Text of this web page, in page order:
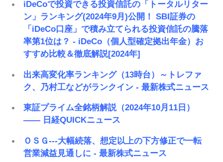
iDeCoで投資できる投資信託の「トータルリター
ン」ランキング(2024年9月)公開！ SBI証券の
「iDeCo口座」で積み立てられる投資信託の騰落
率第1位は？ - iDeCo（個人型確定拠出年金）お
すすめ比較＆徹底解説[2024年]
出来高変化率ランキング（13時台）～トレファ
ク、乃村工などがランクイン - 最新株式ニュース
東証プライム全銘柄解説（2024年10月11日）
―― 日経QUICKニュース
ＯＳＧ---大幅続落、想定以上の下方修正で一転
営業減益見通しに - 最新株式ニュース